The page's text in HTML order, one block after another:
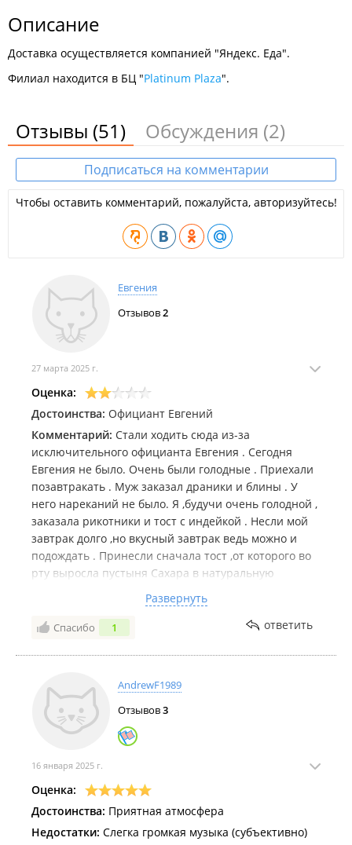
Описание
Доставка осуществляется компанией "Яндекс. Еда".
Филиал находится в БЦ "Platinum Plaza".
Отзывы (51) Обсуждения (2)
Подписаться на комментарии
Чтобы оставить комментарий, пожалуйста, авторизуйтесь!
Евгения
Отзывов2
27 марта 2025 г.
Оценка:
Достоинства: Официант Евгений
Комментарий: Стали ходить сюда из-за
исключительного официанта Евгения . Сегодня
Евгения не было. Очень были голодные . Приехали
позавтракать . Муж заказал драники и блины . У
него нареканий не было. Я ,будучи очень голодной ,
заказала рикотники и тост с индейкой . Несли мой
завтрак долго ,но вкусный завтрак ведь можно и
подождать . Принесли сначала тост ,от которого во
рту выросла пустыня Сахара в натуральную
,короче половину осилила . Принесли
долгожданные рикотники :(. Рука -лицо . Это не
огромным количеством апельсиновой цедры
вареньем . Да у вас курабье больше на рикотники
похожи ! Есть я это не стала и сказала
официантке,что это не вкусно и это не похоже на
рикотники. В любом уважающем себя кафе /
ресторане предложили бы альтернативу,или
перерасчет . В этом-нет. Даже не смотря на
прекрасного официанта Евгения ,больше мы не
придем .
Развернуть
Спасибо 1 ответить
AndrewF1989
Отзывов3
16 января 2025 г.
Оценка:
Достоинства: Приятная атмосфера
Недостатки: Слегка громкая музыка (субъективно)